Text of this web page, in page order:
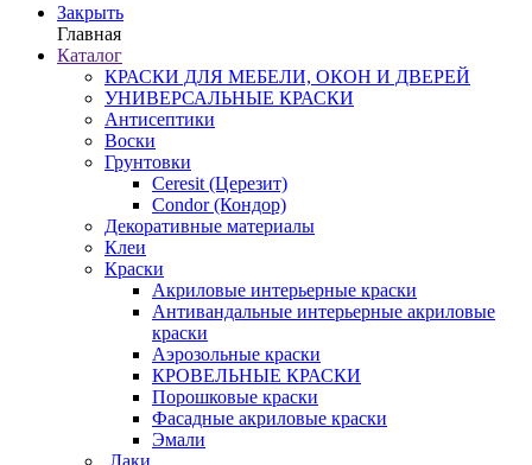
Закрыть
Главная
Каталог
КРАСКИ ДЛЯ МЕБЕЛИ, ОКОН И ДВЕРЕЙ
УНИВЕРСАЛЬНЫЕ КРАСКИ
Антисептики
Воски
Грунтовки
Ceresit (Церезит)
Condor (Кондор)
Декоративные материалы
Клеи
Краски
Акриловые интерьерные краски
Антивандальные интерьерные акриловые
краски
Аэрозольные краски
КРОВЕЛЬНЫЕ КРАСКИ
Порошковые краски
Фасадные акриловые краски
Эмали
Лаки